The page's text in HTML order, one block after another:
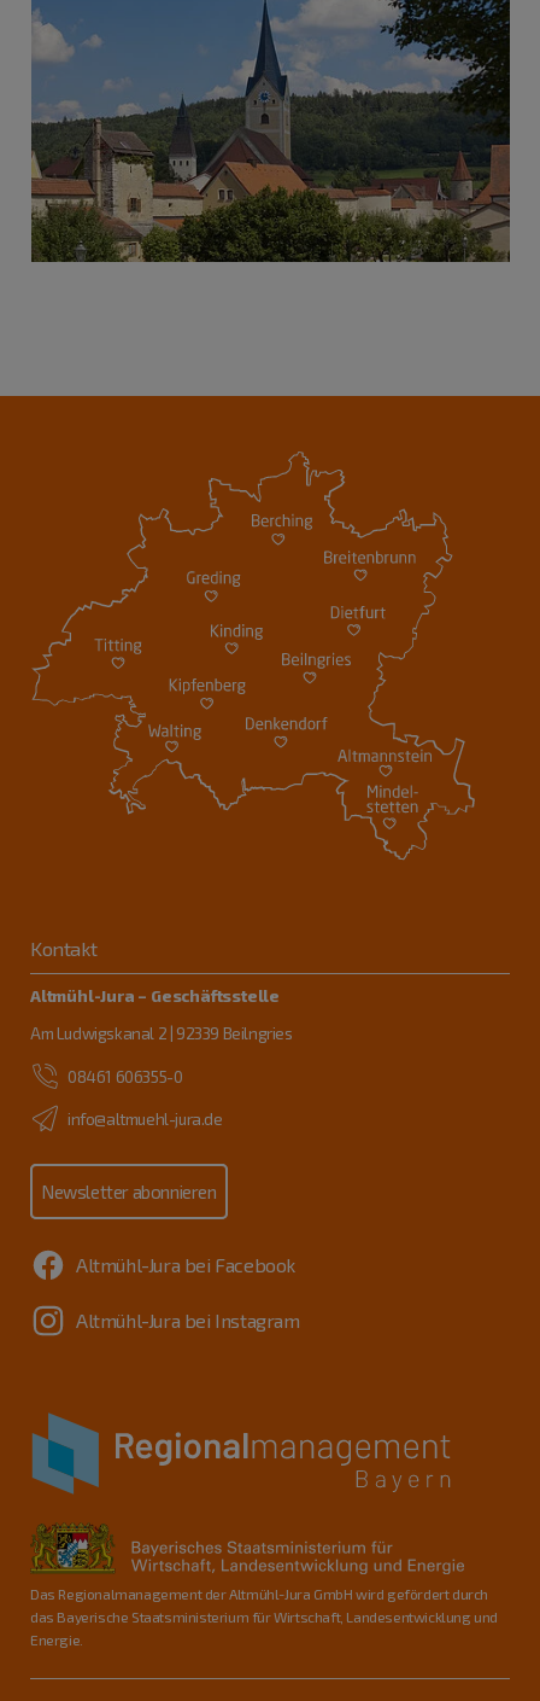
Kontakt
Altmühl-Jura – Geschäftsstelle
Am Ludwigskanal 2 | 92339 Beilngries
08461 606355-0
info@altmuehl-jura.de
Newsletter abonnieren
Altmühl-Jura bei Facebook
Altmühl-Jura bei Instagram
Das Regionalmanagement der Altmühl-Jura GmbH wird gefördert durch
das Bayerische Staatsministerium für Wirtschaft, Landesentwicklung und
Energie.